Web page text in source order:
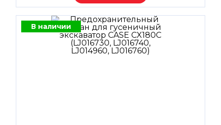
В наличии